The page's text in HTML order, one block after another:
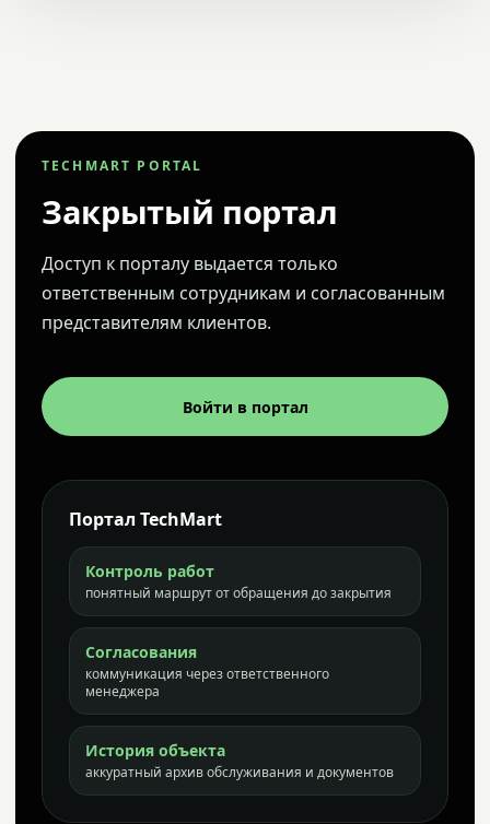
TECHMART PORTAL
Закрытый портал
Доступ к порталу выдается только
ответственным сотрудникам и согласованным
представителям клиентов.
Войти в портал
Портал TechMart
Контроль работ
понятный маршрут от обращения до закрытия
Согласования
коммуникация через ответственного
менеджера
История объекта
аккуратный архив обслуживания и документов